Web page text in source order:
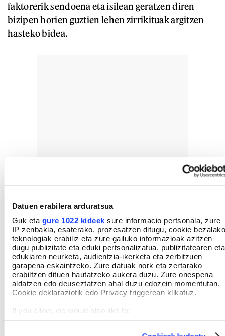
Datuen erabilera arduratsua
Guk eta gure 1022 kideek sure informacio pertsonala, zure
IP zenbakia, esaterako, prozesatzen ditugu, cookie bezalako
teknologiak erabiliz eta zure gailuko informazioak azitzen
dugu publizitate eta eduki pertsonalizatua, publizitatearen eta
edukiaren neurketa, audientzia-ikerketa eta zerbitzuen
garapena eskaintzeko. Zure datuak nork eta zertarako
erabiltzen dituen hautatzeko aukera duzu. Zure onespena
aldatzen edo deuseztatzen ahal duzu edozein momentutan,
Cookie deklaraziotik edo Privacy triggerean klikatuz.
If you allow, we would also like to:
Collect information about your geographical location
faktorerik sendoena eta isilean geratzen diren
bizipen horien guztien lehen zirrikituak argitzen
hasteko bidea.